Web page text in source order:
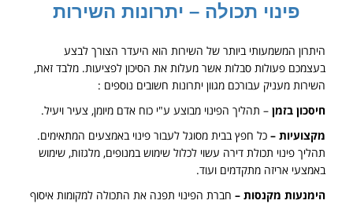
פינוי תכולה – יתרונות השירות
היתרון המשמעותי ביותר של השירות הוא היעדר הצורך לבצע
בעצמכם פעולות סבלות אשר מעלות את הסיכון לפציעות. מלבד זאת,
השירות מעניק עבורכם מגוון יתרונות חשובים נוספים :
חיסכון בזמן – תהליך הפינוי מבוצע ע"י כוח אדם מיומן, צעיר ויעיל.
מקצועיות – כל חפץ בבית מסוגל לעבור פינוי באמצעים המתאימים.
תהליך פינוי תכולת דירה עשוי לכלול שימוש במנופים, מלגזות, שימוש
באמצעי אריזה מתקדמים ועוד.
הימנעות מקנסות – חברת הפינוי תפנה את התכולה למקומות איסוף